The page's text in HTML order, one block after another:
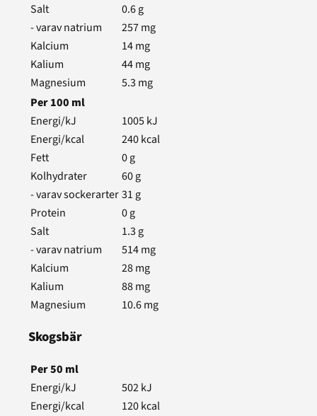
Salt
0.6g
- varav natrium
257mg
Kalcium
14mg
Kalium
44mg
Magnesium
5.3 mg
Per100 ml
Energi/kJ
1005kJ
Energi/kcal
240kcal
Fett
0g
Kolhydrater
60g
- varav sockerarter31 g
Protein
0g
Salt
1.3 g
- varav natrium
514mg
Kalcium
28mg
Kalium
88mg
Magnesium
10.6mg
Skogsbär
Per50 ml
Energi/kJ
502kJ
Energi/kcal
120kcal